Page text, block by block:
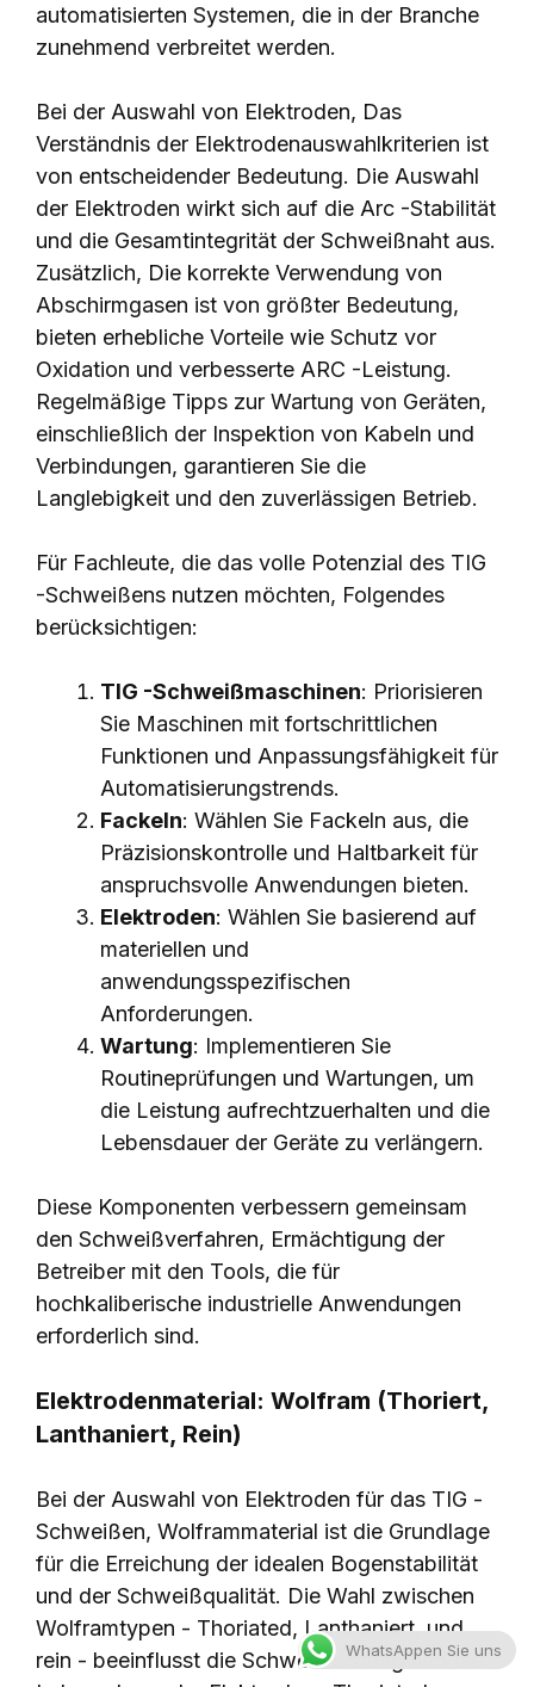
automatisierten Systemen, die in der Branche
zunehmend verbreitet werden.
Bei der Auswahl von Elektroden, Das
Verständnis der Elektrodenauswahlkriterien ist
von entscheidender Bedeutung. Die Auswahl
der Elektroden wirkt sich auf die Arc -Stabilität
und die Gesamtintegrität der Schweißnaht aus.
Zusätzlich, Die korrekte Verwendung von
Abschirmgasen ist von größter Bedeutung,
bieten erhebliche Vorteile wie Schutz vor
Oxidation und verbesserte ARC -Leistung.
Regelmäßige Tipps zur Wartung von Geräten,
einschließlich der Inspektion von Kabeln und
Verbindungen, garantieren Sie die
Langlebigkeit und den zuverlässigen Betrieb.
Für Fachleute, die das volle Potenzial des TIG
-Schweißens nutzen möchten, Folgendes
berücksichtigen:
TIG -Schweißmaschinen: Priorisieren
Sie Maschinen mit fortschrittlichen
Funktionen und Anpassungsfähigkeit für
Automatisierungstrends.
Fackeln: Wählen Sie Fackeln aus, die
Präzisionskontrolle und Haltbarkeit für
anspruchsvolle Anwendungen bieten.
Elektroden: Wählen Sie basierend auf
materiellen und
anwendungsspezifischen
Anforderungen.
Wartung: Implementieren Sie
Routineprüfungen und Wartungen, um
die Leistung aufrechtzuerhalten und die
Lebensdauer der Geräte zu verlängern.
Diese Komponenten verbessern gemeinsam
den Schweißverfahren, Ermächtigung der
Betreiber mit den Tools, die für
hochkaliberische industrielle Anwendungen
erforderlich sind.
Elektrodenmaterial: Wolfram (Thoriert,
Lanthaniert, Rein)
Bei der Auswahl von Elektroden für das TIG -
Schweißen, Wolframmaterial ist die Grundlage
für die Erreichung der idealen Bogenstabilität
und der Schweißqualität. Die Wahl zwischen
Wolframtypen - Thoriated, Lanthaniert, und
rein - beeinflusst die Schweißleistung und die
WhatsAppen Sie uns